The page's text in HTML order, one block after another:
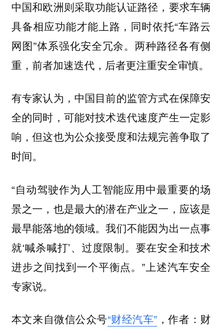
中国和欧洲则采取功能认证路径，要求车辆
具备相应功能才能上路，同时依托“车路云
网图”体系强化安全冗余。两种路径各有侧
重，前者加速迭代，后者更注重安全审慎。
有专家认为，中国目前的监管方式在保障安
全的同时，可能对技术迭代速度产生一定影
响，但这也为公众接受度和法规完善争取了
时间。
“自动驾驶作为人工智能应用中最重要的场
景之一，也是最大的潜在产业之一，应该是
最早能落地的领域。我们不能因为出一点事
就‘喊杀喊打’、过度限制。要在安全和技术
进步之间找到一个平衡点。”上述汽车安全
专家说。
本文来自微信公众号“财经汽车” ，作者：财